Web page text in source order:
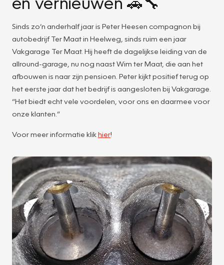
Sinds zo’n anderhalf jaar is Peter Heesen compagnon bij
autobedrijf Ter Maat in Heelweg, sinds ruim een jaar
Vakgarage Ter Maat. Hij heeft de dagelijkse leiding van de
allround-garage, nu nog naast Wim ter Maat, die aan het
afbouwen is naar zijn pensioen. Peter kijkt positief terug op
het eerste jaar dat het bedrijf is aangesloten bij Vakgarage.
“Het biedt echt vele voordelen, voor ons en daarmee voor
onze klanten.”
Voor meer informatie klikhier!